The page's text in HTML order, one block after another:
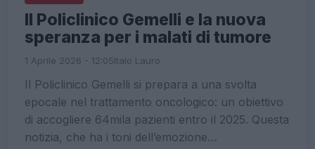
Il Policlinico Gemelli e la nuova
speranza per i malati di tumore
1 Aprile 2026 - 12:05Italo Lauro
Il Policlinico Gemelli si prepara a una svolta
epocale nel trattamento oncologico: un obiettivo
di accogliere 64mila pazienti entro il 2025. Questa
notizia, che ha i toni dell’emozione…